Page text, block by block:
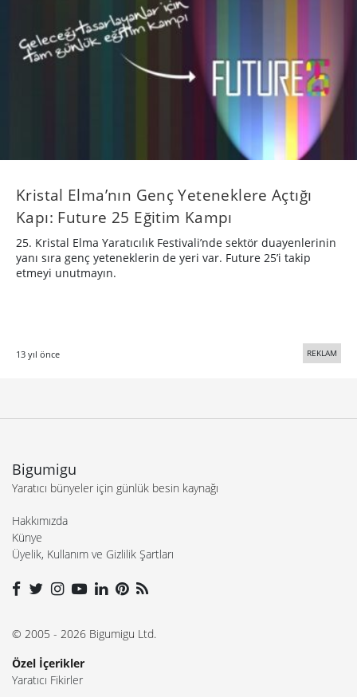
Kristal Elma’nın Genç Yeteneklere Açtığı
Kapı: Future 25 Eğitim Kampı
25. Kristal Elma Yaratıcılık Festivali’nde sektör duayenlerinin
yanı sıra genç yeteneklerin de yeri var. Future 25’i takip
etmeyi unutmayın.
13 yıl önce REKLAM
Bigumigu
Yaratıcı bünyeler için günlük besin kaynağı
Hakkımızda
Künye
Üyelik, Kullanım ve Gizlilik Şartları
© 2005 - 2026 Bigumigu Ltd.
Özel İçerikler
Yaratıcı Fikirler